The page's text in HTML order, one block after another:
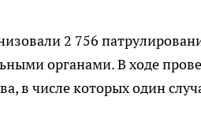
2 756
органами. В ходе
в числе которых один